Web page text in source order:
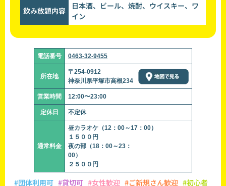
飲み放題内容
日本酒、ビール、焼酎、ウイスキー、ワ
イン
電話番号 0463-32-9455
所在地
〒254-0912
神奈川県平塚市高根234
営業時間 12:00〜23:00
定休日 不定休
通常料金
昼カラオケ（12：00～17：00）
１５００円
夜の部（18：00～23：
00）
２５００円
#団体利用可 #貸切可 #女性歓迎 #ご新規さん歓迎 #初心者